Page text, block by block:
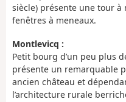
siècle) présente une tour à
fenêtres à meneaux.
Montlevicq :
Petit bourg d’un peu plus
présente un remarquable
ancien château et
l’architecture rurale